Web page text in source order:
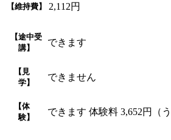
【維持費】 2,112円
【途中受
講】
できます
【見
学】
できません
【体
験】
できます 体験料 3,652円（